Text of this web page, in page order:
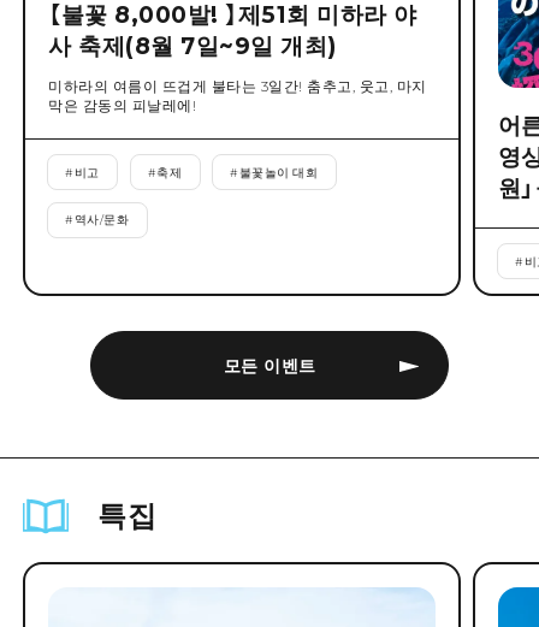
모든 이벤트
【불꽃 8,000발! 】제51회 미하라 야
사 축제(8월 7일~9일 개최)
미하라의 여름이 뜨겁게 불타는 3일간! 춤추고, 웃고, 마지
막은 감동의 피날레에!
# 비고 #축제 # 불꽃놀이 대회
# 역사/문화
어
영
원
#
특집